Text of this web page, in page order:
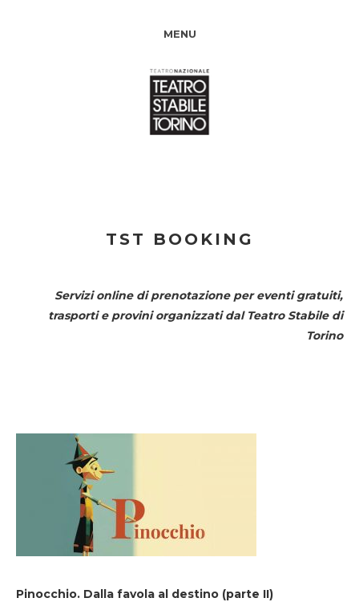
MENU
TST BOOKING
Servizi online di prenotazione per eventi gratuiti,
trasporti e provini organizzati dal Teatro Stabile di
Torino
Pinocchio. Dalla favola al destino (parte II)